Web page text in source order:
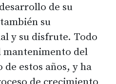
de su
su
y su disfrute. Todo
del
estos años, y ha